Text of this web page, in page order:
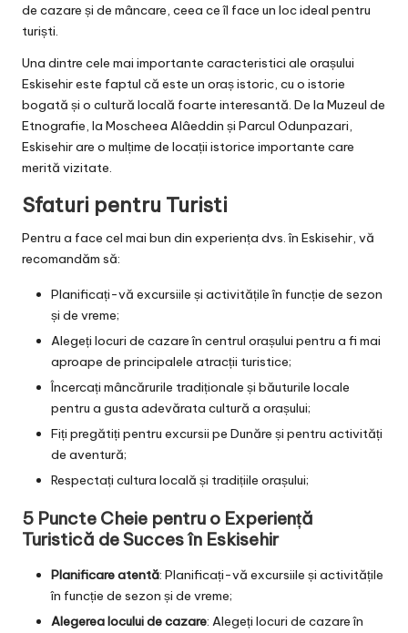
de cazare și de mâncare, ceea ce îl face un loc ideal pentru
turiști.
Una dintre cele mai importante caracteristici ale orașului
Eskisehir este faptul că este un oraș istoric, cu o istorie
bogată și o cultură locală foarte interesantă. De la Muzeul de
Etnografie, la Moscheea Alâeddin și Parcul Odunpazari,
Eskisehir are o mulțime de locații istorice importante care
merită vizitate.
Sfaturi pentru Turisti
Pentru a face cel mai bun din experiența dvs. în Eskisehir, vă
recomandăm să:
Planificați-vă excursiile și activitățile în funcție de sezon
și de vreme;
Alegeți locuri de cazare în centrul orașului pentru a fi mai
aproape de principalele atracții turistice;
Încercați mâncărurile tradiționale și băuturile locale
pentru a gusta adevărata cultură a orașului;
Fiți pregătiți pentru excursii pe Dunăre și pentru activități
de aventură;
Respectați cultura locală și tradițiile orașului;
5 Puncte Cheie pentru o Experiență
Turistică de Succes în Eskisehir
Planificare atentă: Planificați-vă excursiile și activitățile
în funcție de sezon și de vreme;
Alegerea locului de cazare: Alegeți locuri de cazare în